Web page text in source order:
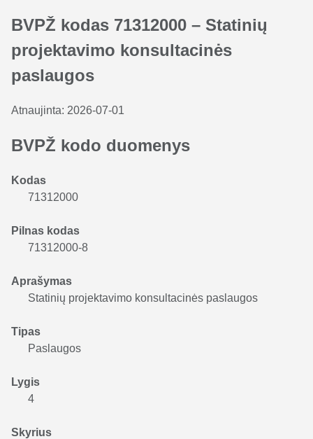
BVPŽ kodas 71312000 – Statinių
projektavimo konsultacinės
paslaugos
Atnaujinta: 2026-07-01
BVPŽ kodo duomenys
Kodas
71312000
Pilnas kodas
71312000-8
Aprašymas
Statinių projektavimo konsultacinės paslaugos
Tipas
Paslaugos
Lygis
4
Skyrius